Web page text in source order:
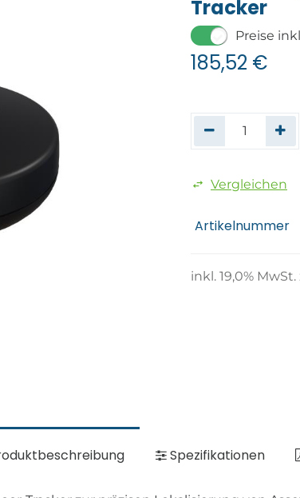
Tracker
Preise
185,52 €
Vergleichen
Artikelnummer
inkl. 19,0% MwSt.
Spezifikationen